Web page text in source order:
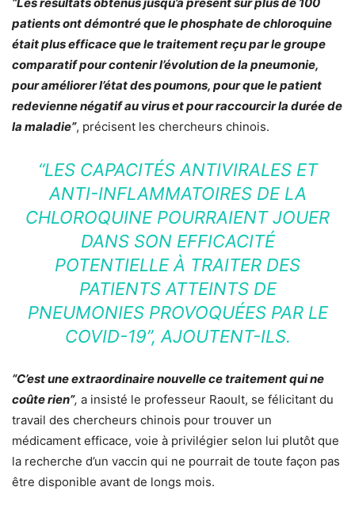
patients ont démontré que le phosphate de chloroquine
était plus efficace que le traitement reçu par le groupe
comparatif pour contenir l’évolution de la pneumonie,
pour améliorer l’état des poumons, pour que le patient
redevienne négatif au virus et pour raccourcir la durée de
la maladie”, précisent les chercheurs chinois.
“LES CAPACITÉS ANTIVIRALES ET
ANTI-INFLAMMATOIRES DE LA
CHLOROQUINE POURRAIENT JOUER
DANS SON EFFICACITÉ
POTENTIELLE À TRAITER DES
PATIENTS ATTEINTS DE
PNEUMONIES PROVOQUÉES PAR LE
COVID-19”, AJOUTENT-ILS.
“C’est une extraordinaire nouvelle ce traitement qui ne
coûte rien”, a insisté le professeur Raoult, se félicitant du
travail des chercheurs chinois pour trouver un
médicament efficace, voie à privilégier selon lui plutôt que
la recherche d’un vaccin qui ne pourrait de toute façon pas
être disponible avant de longs mois.